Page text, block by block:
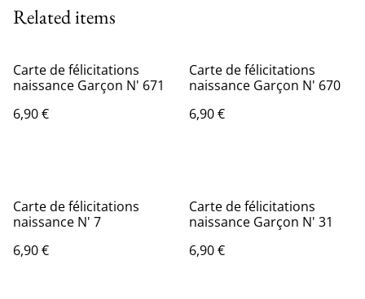
Related items
Carte de félicitations
naissance Garçon N' 671
6,90 €
Carte de félicitations
naissance Garçon N' 670
6,90 €
Carte de félicitations
naissance N' 7
6,90 €
Carte de félicitations
naissance Garçon N' 31
6,90 €